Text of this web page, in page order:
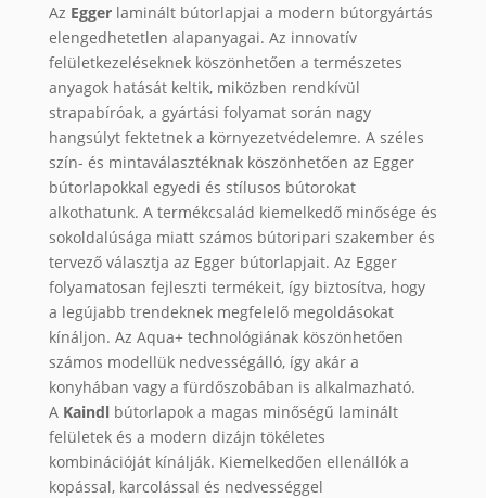
Az Eggerlaminált bútorlapjai a modern bútorgyártás
elengedhetetlen alapanyagai. Az innovatív
felületkezeléseknek köszönhetően a természetes
anyagok hatását keltik, miközben rendkívül
strapabíróak, a gyártási folyamat során nagy
hangsúlyt fektetnek a környezetvédelemre. A széles
szín- és mintaválasztéknak köszönhetően az Egger
bútorlapokkal egyedi és stílusos bútorokat
alkothatunk. A termékcsalád kiemelkedő minősége és
sokoldalúsága miatt számos bútoripari szakember és
tervező választja az Egger bútorlapjait. Az Egger
folyamatosan fejleszti termékeit, így biztosítva, hogy
a legújabb trendeknek megfelelő megoldásokat
kínáljon. Az Aqua+ technológiának köszönhetően
számos modellük nedvességálló, így akár a
konyhában vagy a fürdőszobában is alkalmazható.
A Kaindlbútorlapok a magas minőségű laminált
felületek és a modern dizájn tökéletes
kombinációját kínálják. Kiemelkedően ellenállók a
kopással, karcolással és nedvességgel